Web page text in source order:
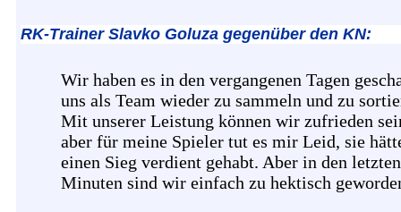
RK-Trainer Slavko Goluza gegenüber den KN:
Wir haben es in den vergangenen Tagen
uns als Team wieder zu sammeln und zu
Mit unserer Leistung können wir zufrieden
aber für meine Spieler tut es mir Leid, sie
einen Sieg verdient gehabt. Aber in den
Minuten sind wir einfach zu hektisch